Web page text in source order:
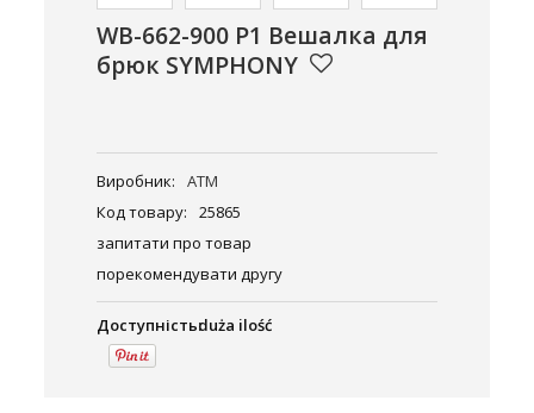
WB-662-900 P1 Вeшaлкa для
бpюк SYMPHONY
Виробник:
ATM
Код товару:
25865
запитати про товар
порекомендувати другу
Доступність:duża ilość